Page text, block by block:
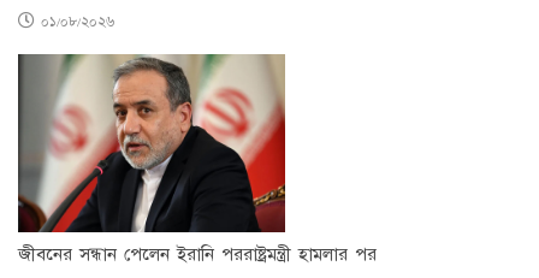
০১/০৮/২০২৬
জীবনের সন্ধান পেলেন ইরানি পররাষ্ট্রমন্ত্রী হামলার পর